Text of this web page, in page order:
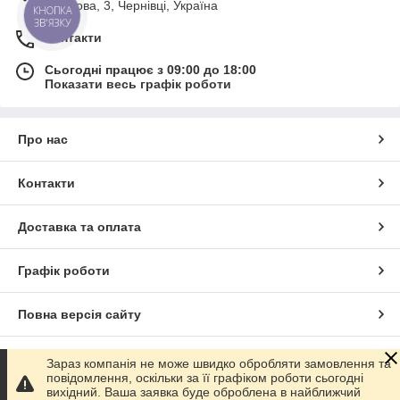
продажем стоматологічного обладнання та
матеріалів. У нашому каталозі представлені
виключно сертифіковані товари від провідних
Рідкотекучі композити Jen
Dental: хіти продажів
Поштова, 3, Чернівці, Україна
Контакти
Сьогодні працює з 09:00 до 18:00
Показати весь графік роботи
Про нас
Контакти
Доставка та оплата
Графік роботи
Повна версія сайту
Сайт створено на маркетплейсі Prom.ua
Зараз компанія не може швидко обробляти замовлення та
повідомлення, оскільки за її графіком роботи сьогодні
вихідний. Ваша заявка буде оброблена в найближчий
КНОПКА
ЗВ'ЯЗКУ